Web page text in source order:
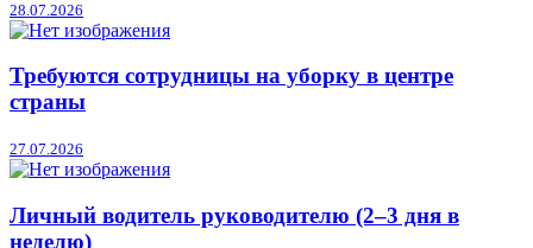
28.07.2026
Требуются сотрудницы на уборку в центре
страны
27.07.2026
Личный водитель руководителю (2–3 дня в
неделю)